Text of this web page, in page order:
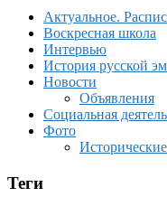
Актуальное.
Воскресная школа
Интервью
История русской
Новости
Объявления
Социальная
Фото
Теги